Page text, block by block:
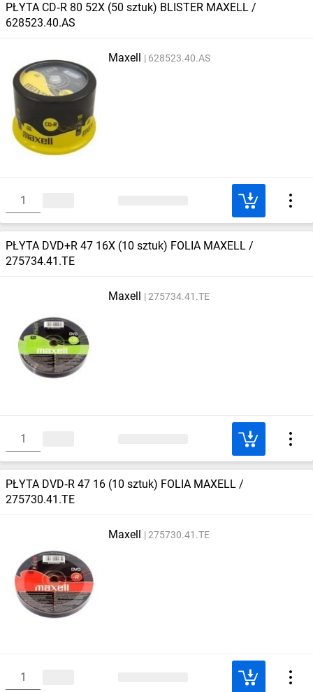
PŁYTA CD‑R 80 52X (50 sztuk) BLISTER MAXELL /
628523.40.AS
Maxell 628523.40.AS
PŁYTA DVD+R 47 16X (10 sztuk) FOLIA MAXELL /
275734.41.TE
Maxell 275734.41.TE
PŁYTA DVD‑R 47 16 (10 sztuk) FOLIA MAXELL /
275730.41.TE
Maxell 275730.41.TE